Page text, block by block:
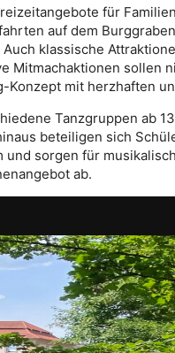
für
auf dem
klassische
Mitmachaktionen sollen
mit herzhaften
Tanzgruppen ab
beteiligen sich
und sorgen für
ab.